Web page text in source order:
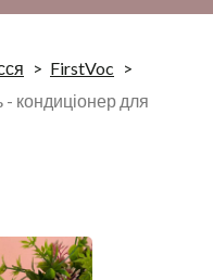
FirstVoc
кондиціонер для